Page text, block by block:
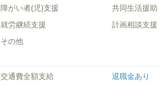
障がい者(児)支援 共同生活援助
就労継続支援 計画相談支援
その他
交通費全額支給 退職金あり